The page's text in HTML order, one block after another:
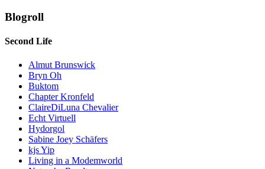
Blogroll
Second Life
Almut Brunswick
Bryn Oh
Buktom
Chapter Kronfeld
ClaireDiLuna Chevalier
Echt Virtuell
Hydorgol
Sabine Joey Schäfers
kjs Yip
Living in a Modemworld